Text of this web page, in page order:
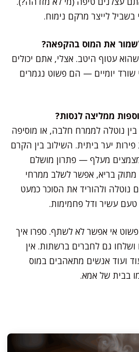
לייצר מרקם נימוח.
עטוף היטב. אצלי, אתם יכולים
שורד יומיים — הם פשוט נגמרים
נוטלה לממרח חלבה, או מוסיפה
יער ביתית. השילוב בין הקרם
מעלף — פתרון מושלם
מתוק בריא, אפשר לשלב ממרחי
נוטלה ולהוריד את הסוכר כמעט
טעם עשיר ודל פחמימות.
אי אפשר לא לשתף. ספרו איך
ושלחו גם לחברים ברשתות. אין
ועוד אנשים מתאהבים במוס
בבית של אמא.